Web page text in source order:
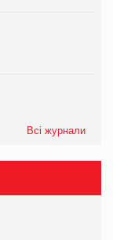
Всі журнали